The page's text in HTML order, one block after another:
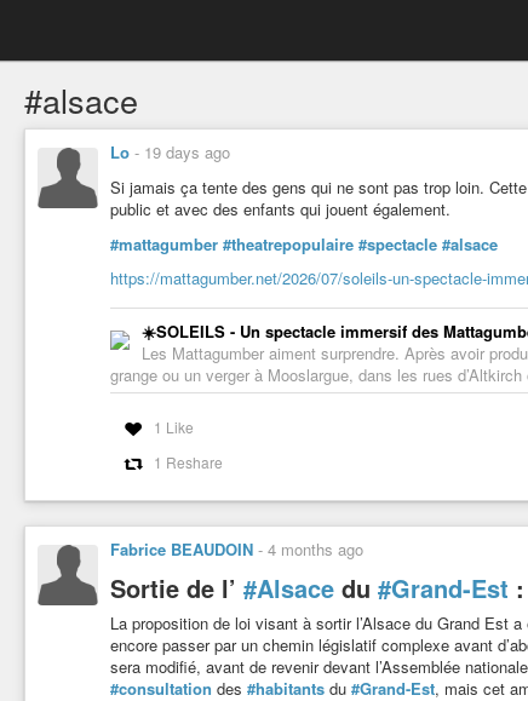
#alsace
Lo - 19 days ago
Si jamais ça tente des gens qui ne sont pas trop loin.
public et avec des enfants qui jouent également.
#mattagumber #theatrepopulaire #spectacle #alsace
https://mattagumber.net/2026/07/soleils-un-spectacle-
☀️SOLEILS - Un spectacle immersif des
Les Mattagumber aiment surprendre. Après avoir
grange ou un verger à Mooslargue, dans les rues
1 Like
1 Reshare
Fabrice BEAUDOIN - 4 months ago
Sortie de l’ #Alsace du #Grand-Est
La proposition de loi visant à sortir l’Alsace du Grand Est a
encore passer par un chemin législatif complexe avant
sera modifié, avant de revenir devant l’Assemblée
#consultation des #habitants du #Grand-Est, mais cet